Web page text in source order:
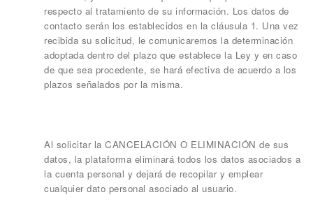
respecto al tratamiento de su información. Los datos de
contacto serán los establecidos en la cláusula 1. Una vez
recibida su solicitud, le comunicaremos la determinación
adoptada dentro del plazo que establece la Ley y en caso
de que sea procedente, se hará efectiva de acuerdo a los
plazos señalados por la misma.
Al solicitar la CANCELACIÓN O ELIMINACIÓN de sus
datos, la plataforma eliminará todos los datos asociados a
la cuenta personal y dejará de recopilar y emplear
cualquier dato personal asociado al usuario.